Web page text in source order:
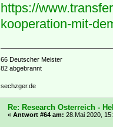
https://
kooperation-mit-
66 Deutscher Meister
82 abgebrannt
sechzger.de
Re: Research Österreich -
«Antwort #64 am: 28.Mai 2020,